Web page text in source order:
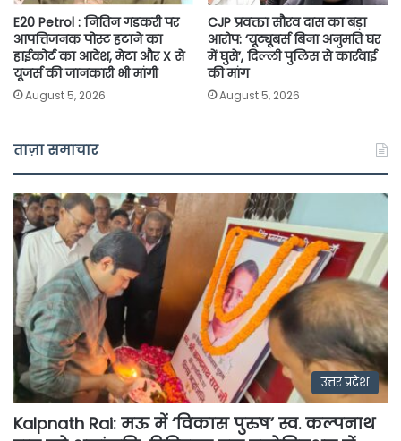
E20 Petrol : नितिन गडकरी पर
आपत्तिजनक पोस्ट हटाने का
हाईकोर्ट का आदेश, मेटा और X से
यूजर्स की जानकारी भी मांगी
August 5, 2026
CJP प्रवक्ता सौरव दास का बड़ा
आरोप: ‘यूट्यूबर्स बिना अनुमति घर
में घुसे’, दिल्ली पुलिस से कार्रवाई
की मांग
August 5, 2026
ताज़ा समाचार
उत्तर प्रदेश
Kalpnath Rai: मऊ में ‘विकास पुरुष’ स्व. कल्पनाथ